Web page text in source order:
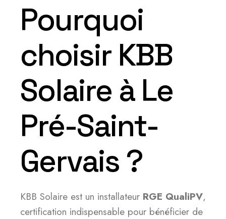
Pourquoi
choisir KBB
Solaire à Le
Pré-Saint-
Gervais ?
KBB Solaire est un installateur RGE QualiPV,
certification indispensable pour bénéficier de